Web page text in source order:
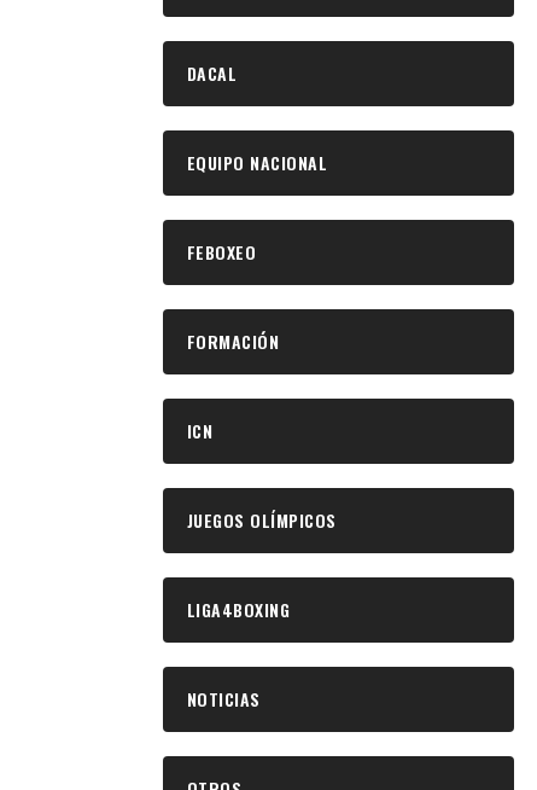
DACAL
EQUIPO NACIONAL
FEBOXEO
FORMACIÓN
ICN
JUEGOS OLÍMPICOS
LIGA4BOXING
NOTICIAS